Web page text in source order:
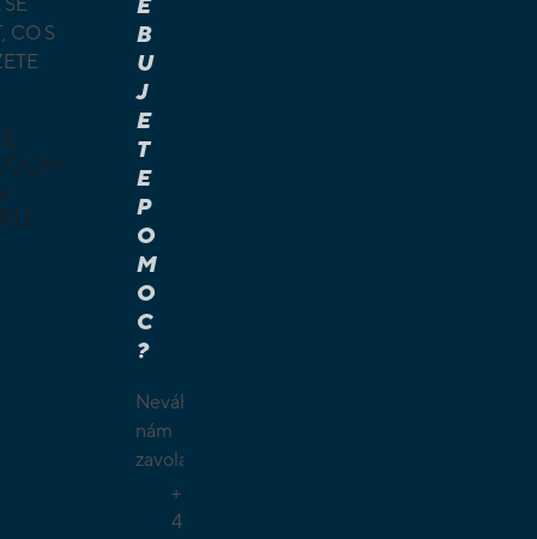
CO S
E
B
U
J
E
T
E
P
O
M
O
C
?
Neváhejte
nám
zavolat.
+
4